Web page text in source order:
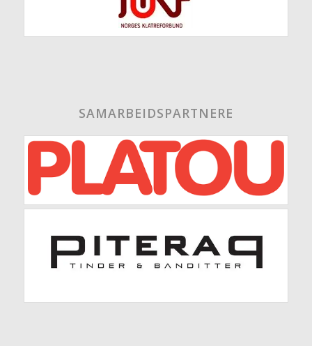
SAMARBEIDSPARTNERE